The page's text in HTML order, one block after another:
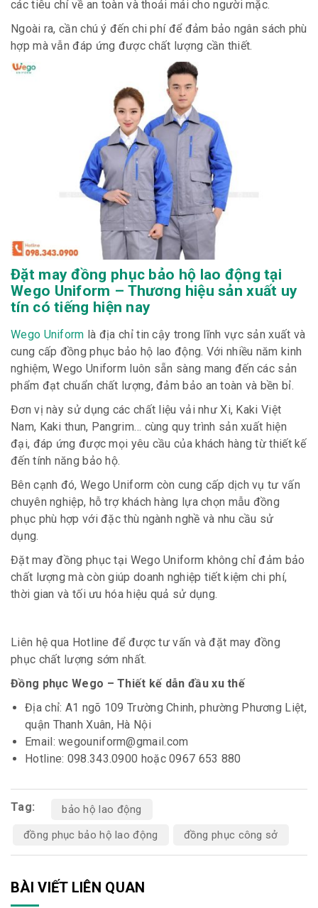
các tiêu chí về an toàn và thoải mái cho người mặc.
Ngoài ra, cần chú ý đến chi phí để đảm bảo ngân sách phù
hợp mà vẫn đáp ứng được chất lượng cần thiết.
Đặt may đồng phục bảo hộ lao động tại
Wego Uniform – Thương hiệu sản xuất uy
tín có tiếng hiện nay
Wego Uniform là địa chỉ tin cậy trong lĩnh vực sản xuất và
cung cấp đồng phục bảo hộ lao động. Với nhiều năm kinh
nghiệm, Wego Uniform luôn sẵn sàng mang đến các sản
phẩm đạt chuẩn chất lượng, đảm bảo an toàn và bền bỉ.
Đơn vị này sử dụng các chất liệu vải như Xi, Kaki Việt
Nam, Kaki thun, Pangrim… cùng quy trình sản xuất hiện
đại, đáp ứng được mọi yêu cầu của khách hàng từ thiết kế
đến tính năng bảo hộ.
Bên cạnh đó, Wego Uniform còn cung cấp dịch vụ tư vấn
chuyên nghiệp, hỗ trợ khách hàng lựa chọn mẫu đồng
phục phù hợp với đặc thù ngành nghề và nhu cầu sử
dụng.
Đặt may đồng phục tại Wego Uniform không chỉ đảm bảo
chất lượng mà còn giúp doanh nghiệp tiết kiệm chi phí,
thời gian và tối ưu hóa hiệu quả sử dụng.
Liên hệ qua Hotline để được tư vấn và đặt may đồng
phục chất lượng sớm nhất.
Đồng phục Wego – Thiết kế dẫn đầu xu thế
Địa chỉ: A1 ngõ 109 Trường Chinh, phường Phương Liệt,
quận Thanh Xuân, Hà Nội
Email: wegouniform@gmail.com
Hotline: 098.343.0900 hoặc 0967 653 880
Tag:
bảo hộ lao động
đồng phục bảo hộ lao động
đồng phục công sở
BÀI VIẾT LIÊN QUAN